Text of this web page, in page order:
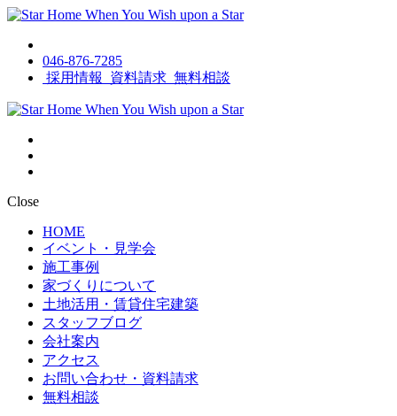
046-876-7285
採用情報
資料請求 無料相談
Close
HOME
イベント・見学会
施工事例
家づくりについて
土地活用・賃貸住宅建築
スタッフブログ
会社案内
アクセス
お問い合わせ・資料請求
無料相談